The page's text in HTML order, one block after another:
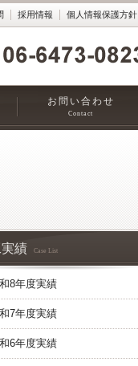
採用情報 個人情報保護方針
お問い合わせ
Contact
績 Case List
8年度実績
7年度実績
6年度実績